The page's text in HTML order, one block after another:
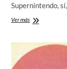
Supernintendo,
Ver másEl
otra